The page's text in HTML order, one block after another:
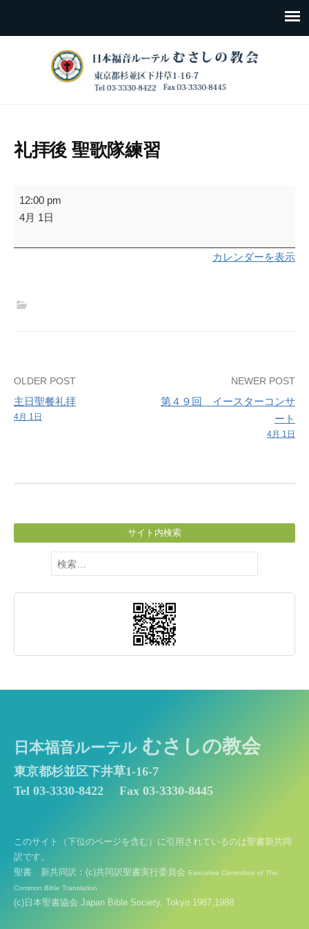
礼拝後 聖歌隊練習
礼
拝
聖
12:00 pm
4月 1日
カレンダーを表示
Post
navigation
OLDER POST
主日聖餐礼拝
4月 1日
NEWER POST
第４９回 イースターコンサ
ート
4月 1日
サイト内検索
検
索:
日本福音ルーテル むさしの教会
東京都杉並区下井草1-16-7
Tel 03-3330-8422
Fax 03-3330-8445
このサイト（下位のページを含む）に引用されているのは聖書新共同
訳です。
聖書 新共同訳：(c)共同訳聖書実行委員会 Executive Committee of The
Common Bible Translation
(c)日本聖書協会 Japan Bible Society, Tokyo 1987,1988